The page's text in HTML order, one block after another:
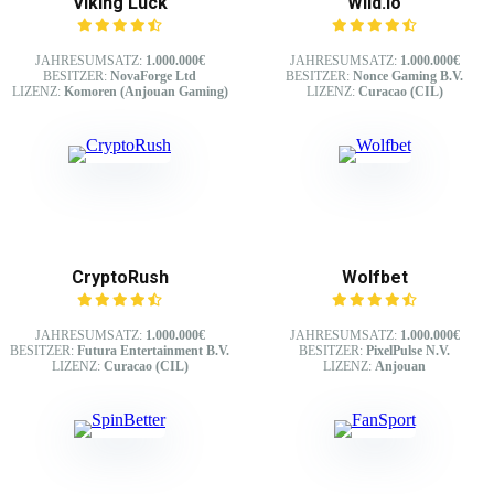
JAHRESUMSATZ: 1.000.000€
BESITZER: NovaForge Ltd
LIZENZ: Komoren (Anjouan Gaming)
JAHRESUMSATZ: 1.000.000€
BESITZER: Nonce Gaming B.V.
LIZENZ: Curacao (CIL)
CryptoRush
JAHRESUMSATZ: 1.000.000€
BESITZER: Futura Entertainment B.V.
LIZENZ: Curacao (CIL)
Wolfbet
JAHRESUMSATZ: 1.000.000€
BESITZER: PixelPulse N.V.
LIZENZ: Anjouan